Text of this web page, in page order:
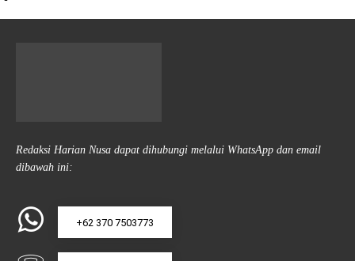
Redaksi Harian Nusa dapat dihubungi melalui WhatsApp dan email
dibawah ini:
+62 370 7503773